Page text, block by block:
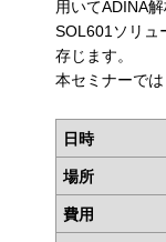
用いてADINA
SOL601ソリュ
存じます。
本セミナーで
日時
場所
費用